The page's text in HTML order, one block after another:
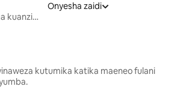
Nyumba za kupanga kuanzia mwezi mmoja
Onyesha zaidi
kutumika katika maeneo fulani